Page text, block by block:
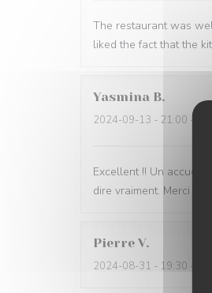
The restaurant was
liked the fact that the
Yasmina B
2024-09-13 - 21:00 -
Excellent !! Un accueil
dire vraiment. Merci
Pierre V
2024-08-31 - 19:30 -